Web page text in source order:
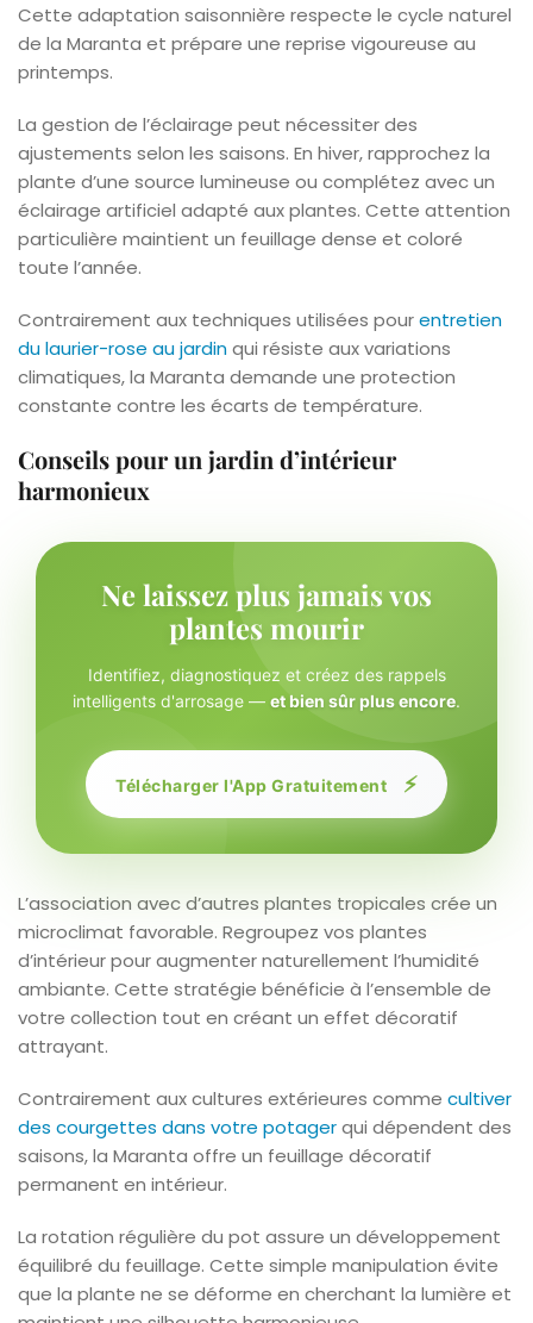
Cette adaptation saisonnière respecte le cycle naturel
de la Maranta et prépare une reprise vigoureuse au
printemps.
La gestion de l’éclairage peut nécessiter des
ajustements selon les saisons. En hiver, rapprochez la
plante d’une source lumineuse ou complétez avec un
éclairage artificiel adapté aux plantes. Cette attention
particulière maintient un feuillage dense et coloré
toute l’année.
Contrairement aux techniques utilisées pourentretien
du laurier-rose au jardinqui résiste aux variations
climatiques, la Maranta demande une protection
constante contre les écarts de température.
Conseils pour un jardin d’intérieur
harmonieux
Ne laissez plus jamais vos
plantes mourir
Identifiez, diagnostiquez et créez des rappels
intelligents d'arrosage — et bien sûr plus encore.
Télécharger l'App Gratuitement ⚡
L’association avec d’autres plantes tropicales crée un
microclimat favorable. Regroupez vos plantes
d’intérieur pour augmenter naturellement l’humidité
ambiante. Cette stratégie bénéficie à l’ensemble de
votre collection tout en créant un effet décoratif
attrayant.
Contrairement aux cultures extérieures comme cultiver
des courgettes dans votre potagerqui dépendent des
saisons, la Maranta offre un feuillage décoratif
permanent en intérieur.
La rotation régulière du pot assure un développement
équilibré du feuillage. Cette simple manipulation évite
que la plante ne se déforme en cherchant la lumière et